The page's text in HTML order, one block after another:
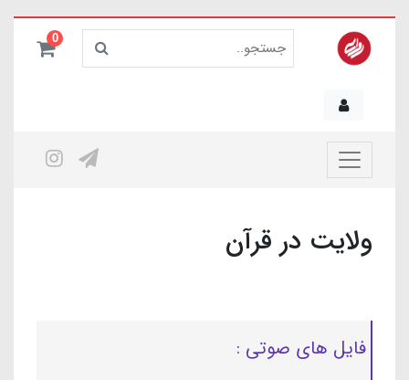
0
ولایت در قرآن
فایل های صوتی :